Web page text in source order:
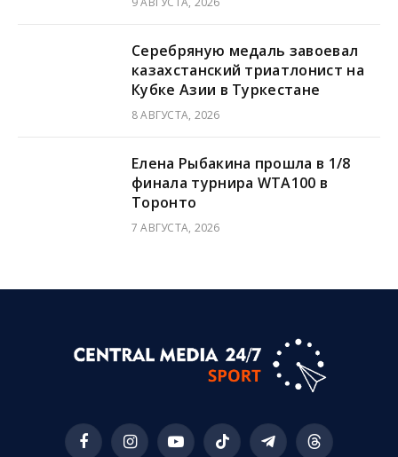
Серебряную медаль завоевал
казахстанский триатлонист на
Кубке Азии в Туркестане
8 АВГУСТА, 2026
Елена Рыбакина прошла в 1/8
финала турнира WTA100 в
Торонто
7 АВГУСТА, 2026
FacebookInstagramYouTubeTikTok TelegramThreads